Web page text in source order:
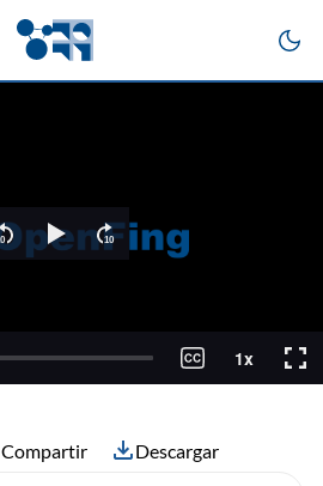
Compartir Descargar